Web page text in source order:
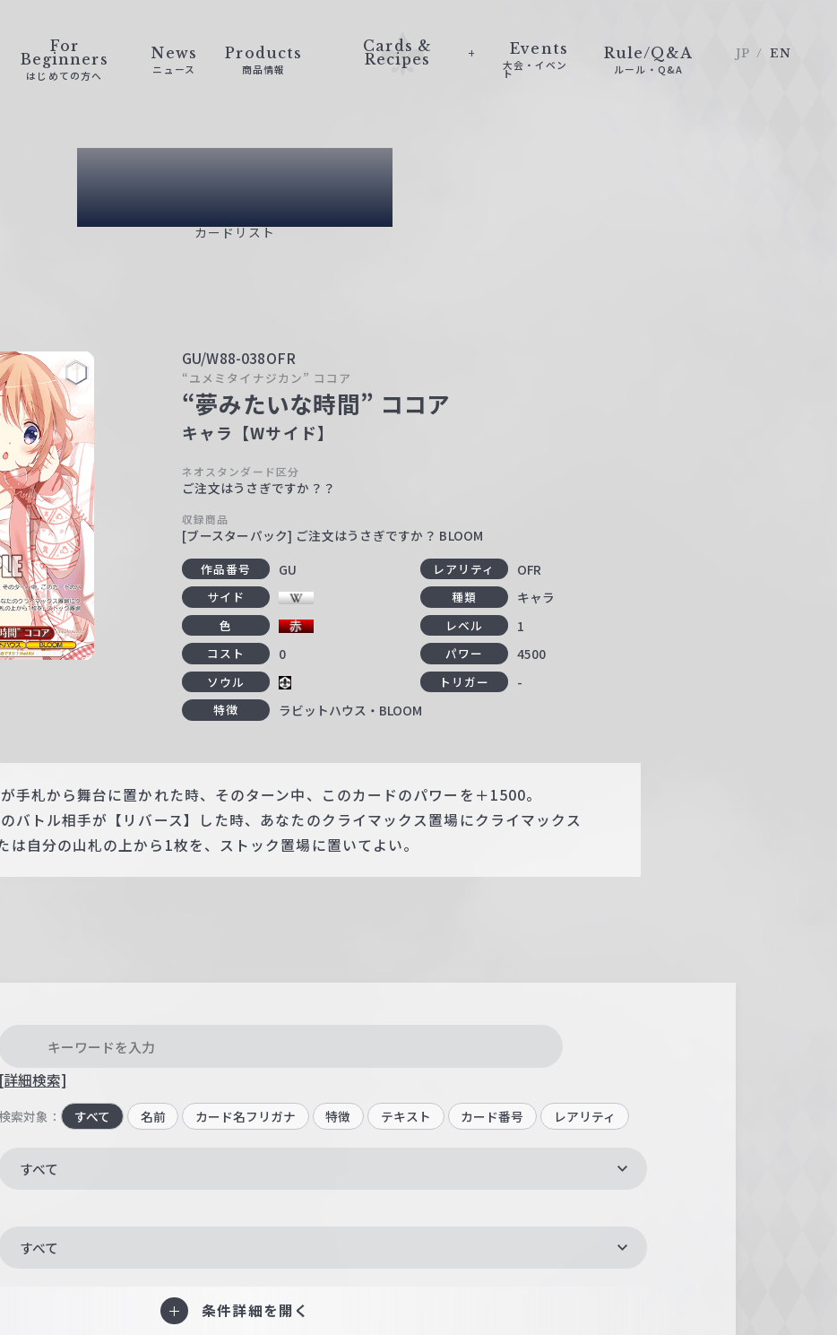
For
Beginners
はじめての方へ
News
ニュース
Products
商品情報
Cards &
Recipes
Events
大会・イベン
ト
Rule/Q&A
ルール・Q&A
JP EN
Card List
カードリスト
GU/W88-038OFR
“ユメミタイナジカン” ココア
“夢みたいな時間” ココア
キャラ【Wサイド】
ネオスタンダード区分
ご注文はうさぎですか？？
収録商品
[ブースターパック] ご注文はうさぎですか？ BLOOM
作品番号 GU レアリティ OFR
サイド 種類 キャラ
色 レベル 1
コスト 0 パワー 4500
ソウル トリガー -
特徴 ラビットハウス・BLOOM
手札から舞台に置かれた時、そのターン中、このカードのパワーを＋1500。
のバトル相手が【リバース】した時、あなたのクライマックス置場にクライマックス
は自分の山札の上から1枚を、ストック置場に置いてよい。
[詳細検索]
検索対象： すべて 名前 カード名フリガナ 特徴 テキスト カード番号 レアリティ
すべて
すべて
条件詳細を開く